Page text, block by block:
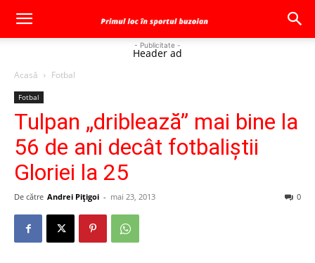
- Publicitate -
Header ad
Acasă Fotbal
Fotbal
Tulpan „driblează” mai bine la
56 de ani decât fotbaliştii
Gloriei la 25
De către Andrei Pițigoi - mai 23, 2013 0